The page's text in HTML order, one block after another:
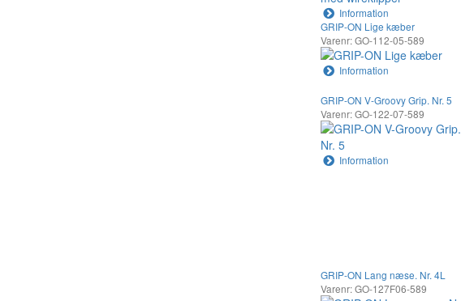
Information
GRIP-ON Lige kæber
Varenr: GO-112-05-589
Information
GRIP-ON V-Groovy Grip. Nr. 5
Varenr: GO-122-07-589
Information
GRIP-ON Lang næse. Nr. 4L
Varenr: GO-127F06-589